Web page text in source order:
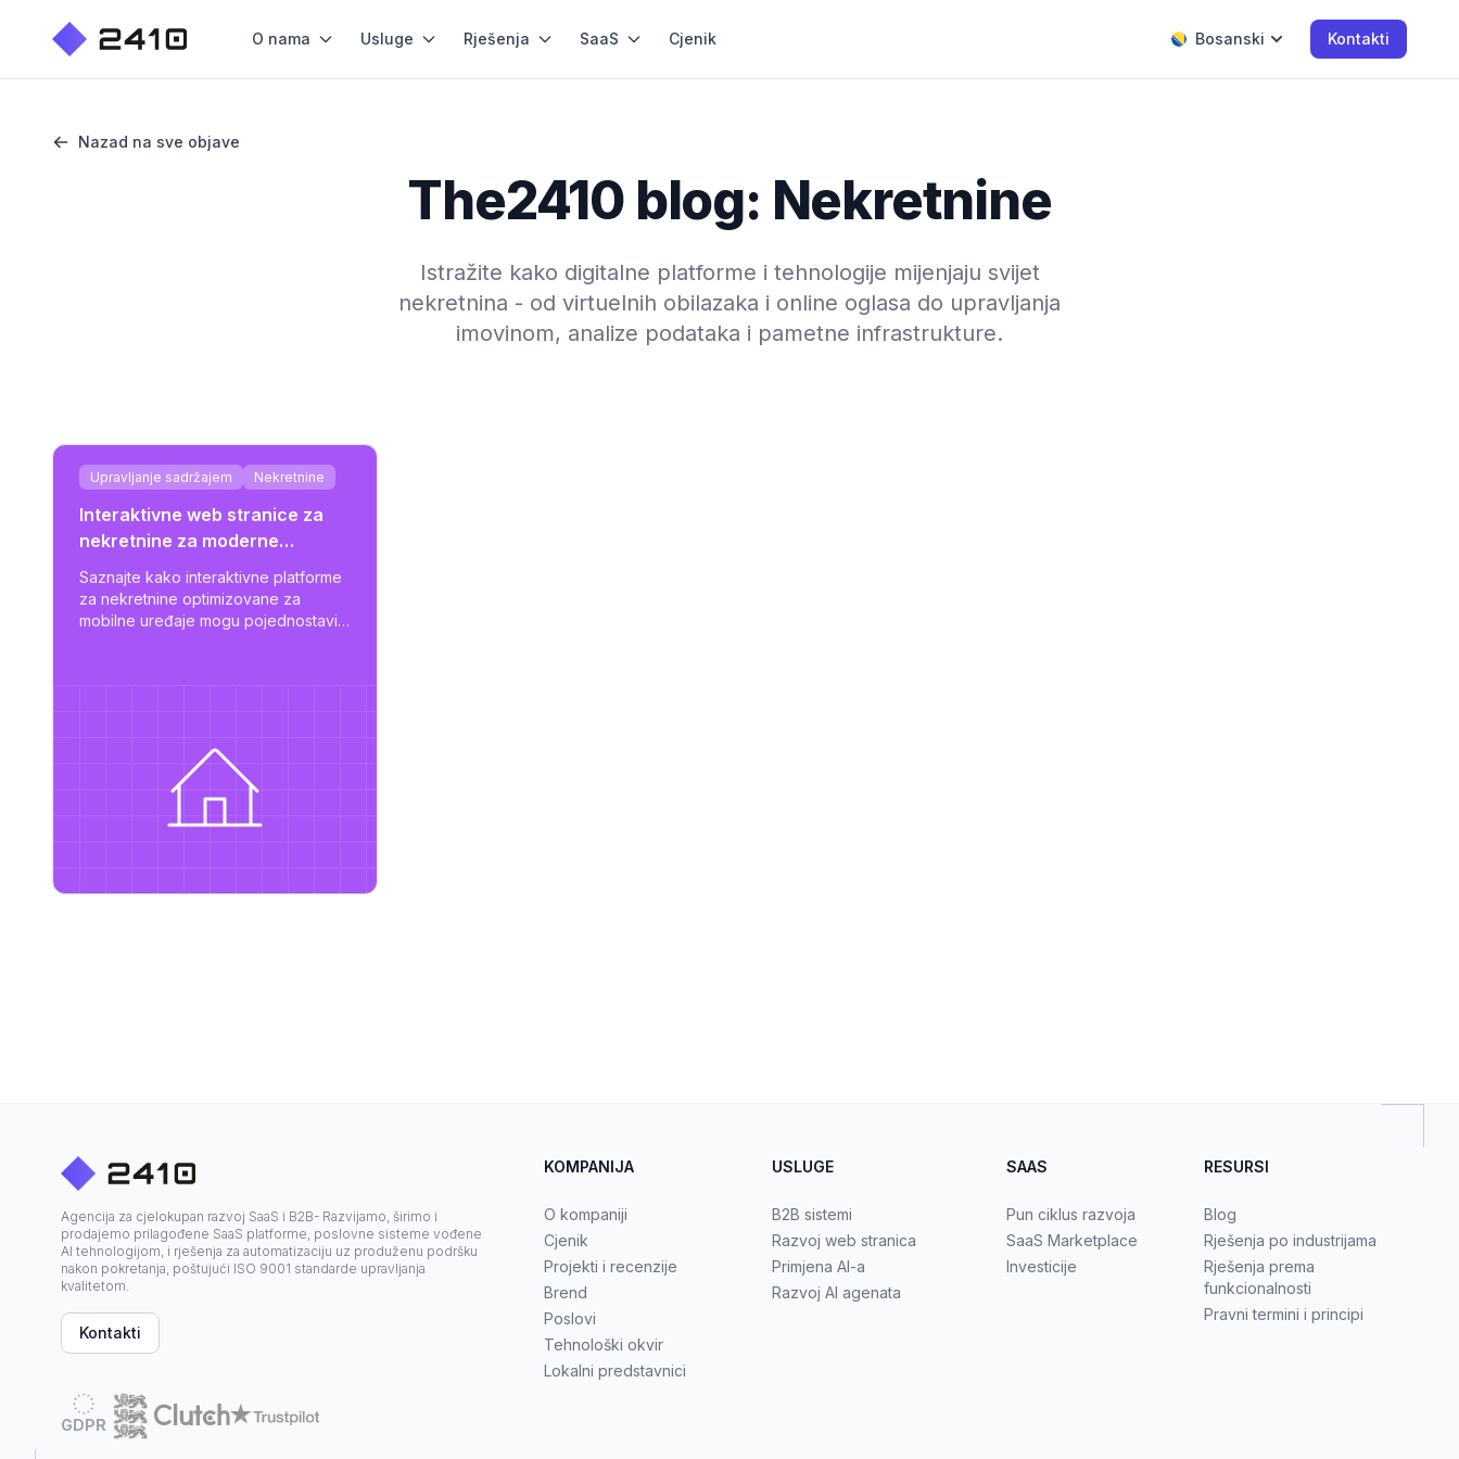
O nama Usluge Rješenja SaaS Cjenik Bosanski Kontakti
Nazad na sve objave
The2410 blog: Nekretnine
Istražite kako digitalne platforme i tehnologije mijenjaju svijet
nekretnina - od virtuelnih obilazaka i online oglasa do upravljanja
imovinom, analize podataka i pametne infrastrukture.
Upravljanje sadržajem Nekretnine
Interaktivne web stranice za
nekretnine za moderne
projekte
Saznajte kako interaktivne platforme
za nekretnine optimizovane za
mobilne uređaje mogu pojednostaviti
Agencija za cjelokupan razvoj SaaS i B2B- Razvijamo, širimo i
prodajemo prilagođene SaaS platforme, poslovne sisteme vođene
AI tehnologijom, i rješenja za automatizaciju uz produženu podršku
nakon pokretanja, poštujući ISO 9001 standarde upravljanja
kvalitetom.
Kontakti
GDPR
KOMPANIJA
O kompaniji
Cjenik
Projekti i recenzije
Brend
Poslovi
Tehnološki okvir
Lokalni predstavnici
USLUGE
B2B sistemi
Razvoj web stranica
Primjena AI-a
Razvoj AI agenata
SAAS
Pun ciklus razvoja
SaaS Marketplace
Investicije
RESURSI
Blog
Rješenja po industrijama
Rješenja prema
funkcionalnosti
Pravni termini i principi